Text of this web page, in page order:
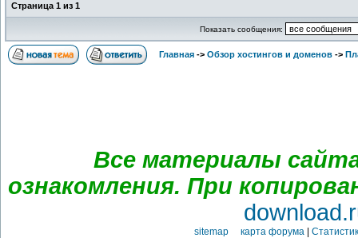
Страница 1 из 1
Показать сообщения:
Главная -> Обзор хостингов и доменов ->
Все материалы
ознакомления. При
sitemap карта форума|